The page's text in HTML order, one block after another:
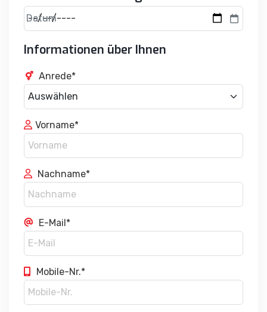
Datum
Informationen über Ihnen
Anrede*
Vorname*
Nachname*
E-Mail*
Mobile-Nr.*